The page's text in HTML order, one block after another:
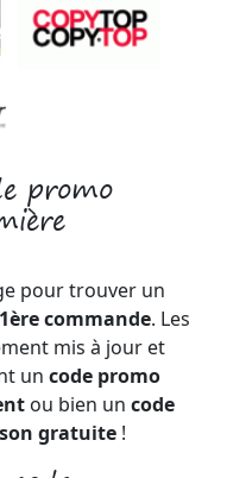
promo
pour trouver un
commande. Les
mis à jour et
un code promo
ou bien un code
gratuite !